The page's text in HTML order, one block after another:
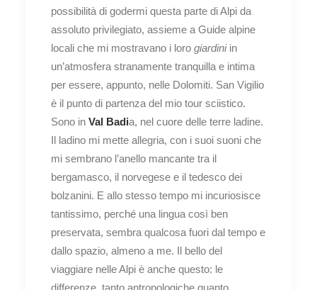
possibilità di godermi questa parte di Alpi da
assoluto privilegiato, assieme a Guide alpine
locali che mi mostravano i loro giardini in
un’atmosfera stranamente tranquilla e intima
per essere, appunto, nelle Dolomiti. San Vigilio
è il punto di partenza del mio tour sciistico.
Sono in Val Badia, nel cuore delle terre ladine.
Il ladino mi mette allegria, con i suoi suoni che
mi sembrano l’anello mancante tra il
bergamasco, il norvegese e il tedesco dei
bolzanini. E allo stesso tempo mi incuriosisce
tantissimo, perché una lingua così ben
preservata, sembra qualcosa fuori dal tempo e
dallo spazio, almeno a me. Il bello del
viaggiare nelle Alpi è anche questo: le
differenze, tanto antropologiche quanto